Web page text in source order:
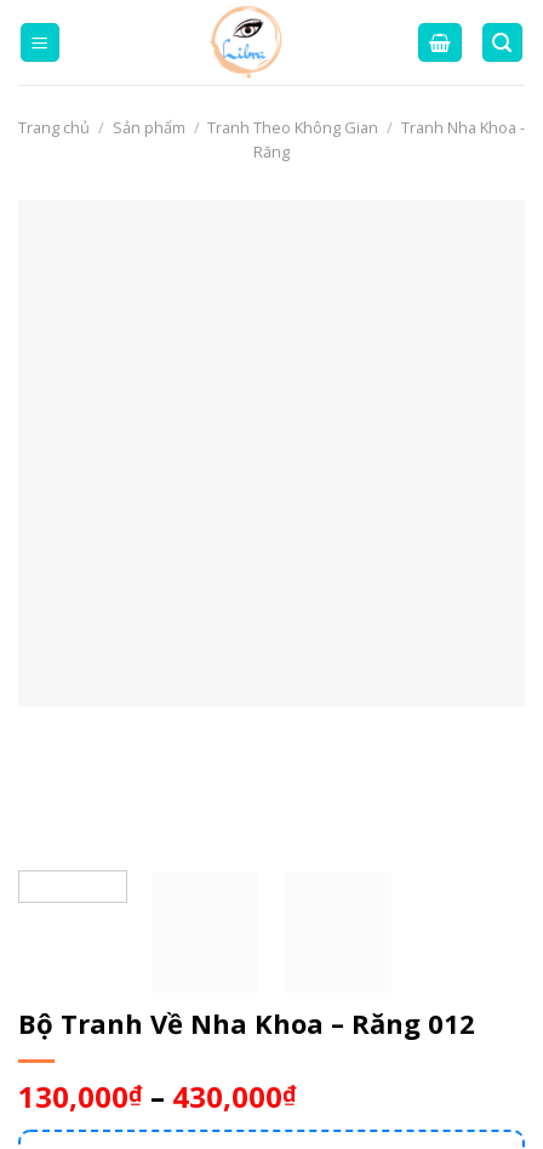
Trang chủ / Sản phẩm / Tranh Theo Không Gian / Tranh Nha Khoa -
Răng
Bộ Tranh Về Nha Khoa – Răng 012
130,000₫ – 430,000₫